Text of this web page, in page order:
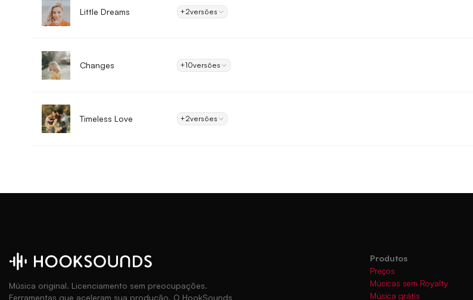
Little Dreams +2versões
Changes +10versões
Timeless Love +2versões
Música original. Licenciamento sem preocupações.
Ferramentas que aceleram sua produção. O HookSounds
Produtos
Preços
Músicas sem Royalty
Música grátis